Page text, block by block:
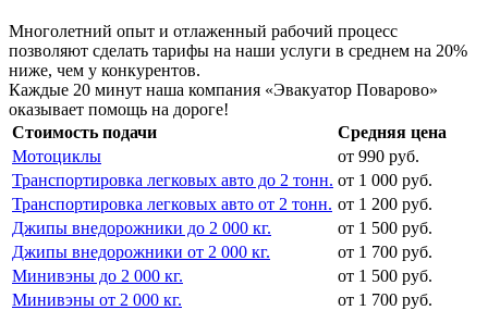
Многолетний опыт и отлаженный рабочий процесс
позволяют сделать тарифы на наши услуги в среднем на 20%
ниже, чем у конкурентов.
Каждые 20 минут наша компания «Эвакуатор Поварово»
оказывает помощь на дороге!
Стоимость подачи
Средняя цена
Мотоциклы
от 990 руб.
Транспортировка легковых авто до 2 тонн. от 1 000 руб.
Транспортировка легковых авто от 2 тонн. от 1 200 руб.
Джипы внедорожники до 2 000 кг.
от 1 500 руб.
Джипы внедорожники от 2 000 кг.
от 1 700 руб.
Минивэны до 2 000 кг.
от 1 500 руб.
Минивэны от 2 000 кг.
от 1 700 руб.